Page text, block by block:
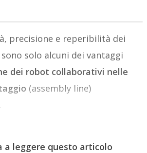
precisione e reperibilità dei
solo alcuni dei vantaggi
dei robot collaborativi nelle
(assembly line)
a leggere questo articolo